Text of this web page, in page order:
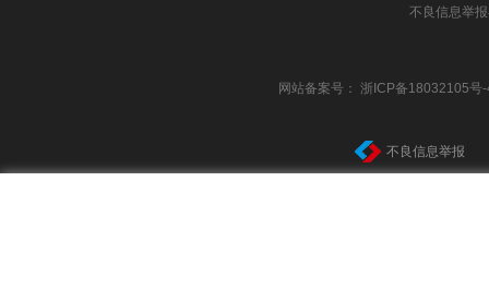
不良信息举
网站备案号： 浙ICP备18032105号-
不良信息举报